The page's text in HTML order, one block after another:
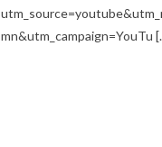
mn&utm_campaign=YouTu